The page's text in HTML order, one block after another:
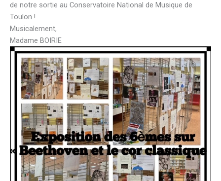
de notre sortie au Conservatoire National de Musique de
Toulon !
Musicalement,
Madame BOIRIE